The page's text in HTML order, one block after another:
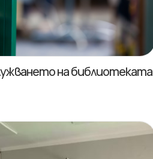
на библиотеката